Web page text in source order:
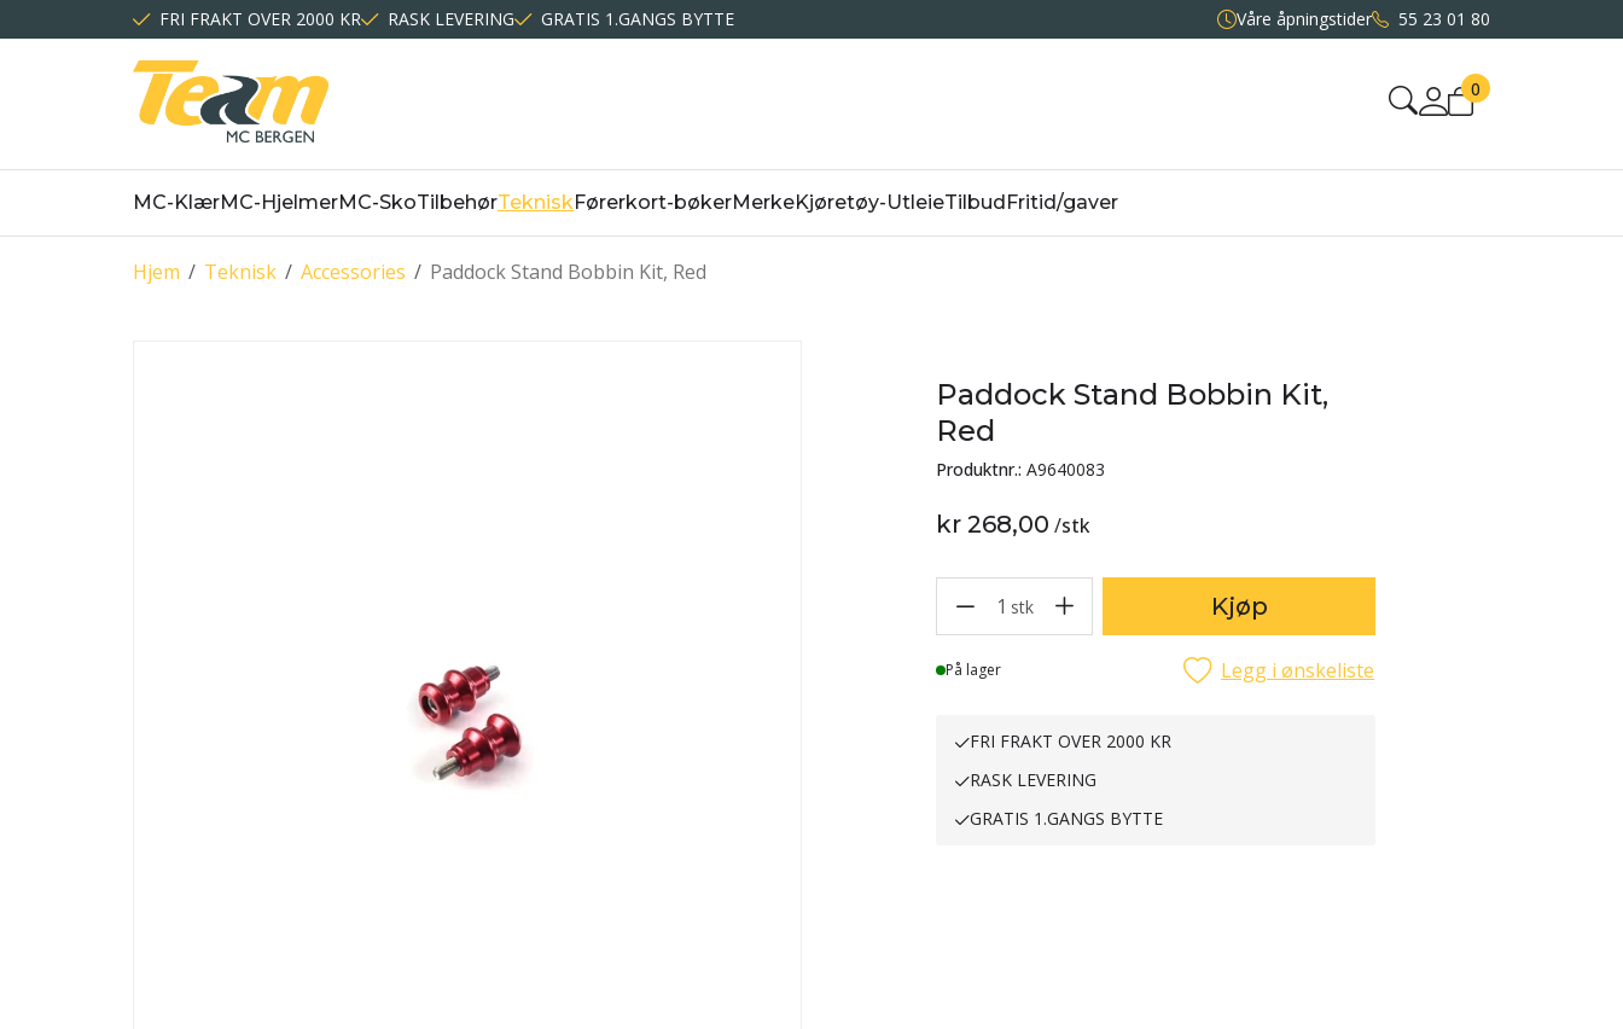
FRI FRAKT OVER 2000 KR RASK LEVERING GRATIS 1.GANGS BYTTE Våre åpningstider 55 23 01 80
0
MC-KlærMC-HjelmerMC-SkoTilbehørTekniskFørerkort-bøkerMerkeKjøretøy-UtleieTilbud Fritid/gaver
/
Hjem /
Teknisk /
Accessories Paddock Stand Bobbin Kit, Red
Paddock Stand Bobbin Kit,
Red
Produktnr.: A9640083
kr 268,00 /stk
1 stk Kjøp
Lager
På lager Legg i ønskeliste
FRI FRAKT OVER 2000 KR
RASK LEVERING
GRATIS 1.GANGS BYTTE